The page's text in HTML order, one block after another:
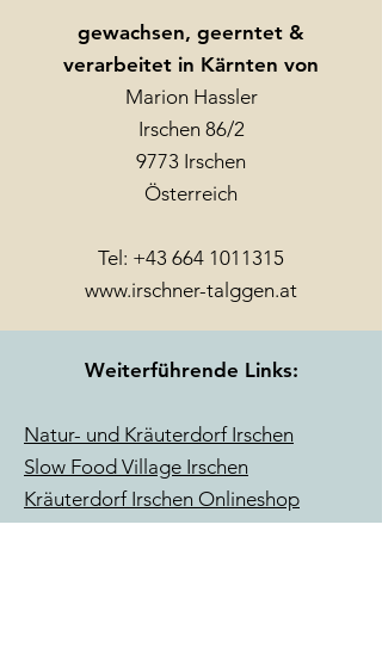
gewachsen, geerntet &
verarbeitet in Kärnten von
Marion Hassler
Irschen 86/2
9773 Irschen
Österreich
Tel: +43 664 1011315
www.irschner-talggen.at
Weiterführende Links:
Natur- und Kräuterdorf Irschen
Slow Food Village Irschen
Kräuterdorf Irschen Onlineshop